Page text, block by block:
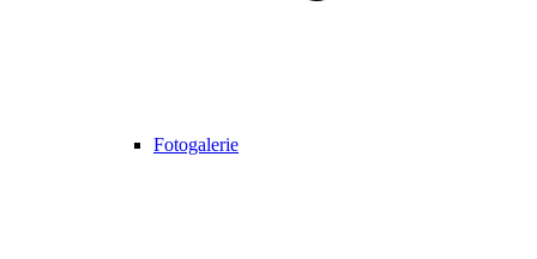
Fotogalerie